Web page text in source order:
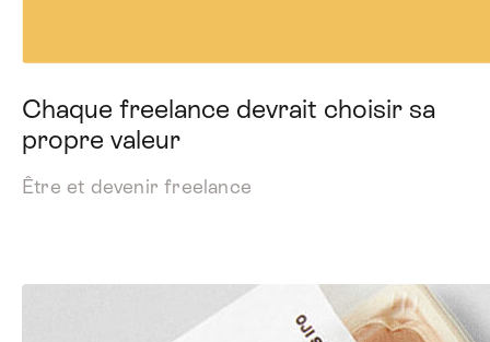
Chaque freelance devrait choisir sa
propre valeur
Être et devenir freelance